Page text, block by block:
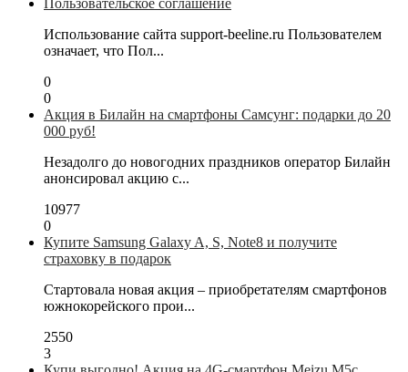
Использование сайта support-beeline.ru Пользователем
означает, что Пол...
0
0
Акция в Билайн на смартфоны Самсунг: подарки до 20
000 руб!
Незадолго до новогодних праздников оператор Билайн
анонсировал акцию с...
10977
0
Купите Samsung Galaxy A, S, Note8 и получите
страховку в подарок
Стартовала новая акция – приобретателям смартфонов
южнокорейского прои...
2550
3